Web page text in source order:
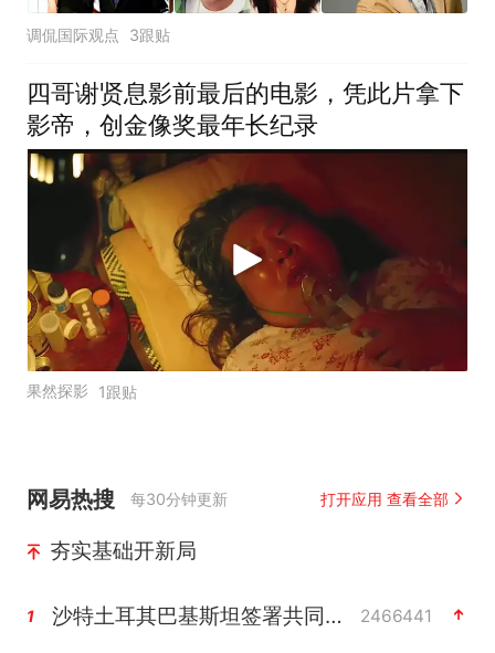
调侃国际观点 3跟贴
四哥谢贤息影前最后的电影，凭此片拿下
影帝，创金像奖最年长纪录
果然探影 1跟贴
网易热搜 每30分钟更新 打开应用 查看全部
夯实基础开新局
1 沙特土耳其巴基斯坦签署共同防务协议 2466441